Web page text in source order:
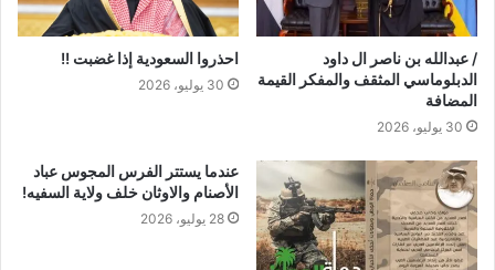
/ عبدالله بن ناصر ال داود
الدبلوماسي المثقف والمفكر القيمة
المضافة
30 يوليو، 2026
احذروا السعودية إذا غضبت !!
30 يوليو، 2026
عندما يستتر الفرس المجوس عباد
الأصنام والاوثان خلف ولاية السفيه!
28 يوليو، 2026